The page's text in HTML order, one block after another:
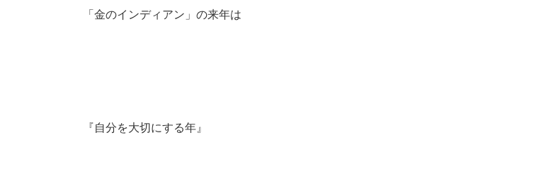
「金のインディアン」の来年は
『自分を大切にする年』